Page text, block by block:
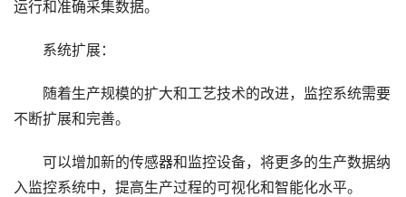
运行和准确采集数据。
系统扩展：
随着生产规模的扩大和工艺技术的改进，监控系统需要
不断扩展和完善。
可以增加新的传感器和监控设备，将更多的生产数据纳
入监控系统中，提高生产过程的可视化和智能化水平。